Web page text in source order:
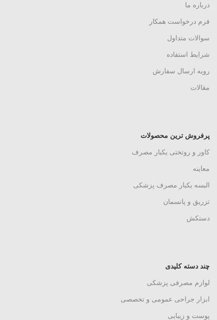
درباره ما
فرم درخواست همکار
سوالات متداول
شرایط استفاده
رویه ارسال سفارش
مقالات
پرفروش ترین محصولات
کاور و روتختی یکبار مصرف
معاینه
البسه یکبار مصرف پزشکی
تزریق و پانسمان
دستکش
چند دسته کلیدی
لوازم مصرفی پزشکی
ابزار جراحی عمومی و تخصصی
پوست و زیبایی